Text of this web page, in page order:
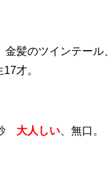
髪のツインテール
才。
大人しい 、無口。